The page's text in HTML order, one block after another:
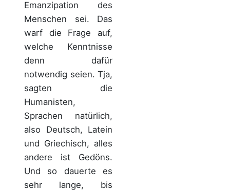
Emanzipation des
Menschen sei. Das
warf die Frage auf,
welche Kenntnisse
denn dafür
notwendig seien. Tja,
sagten die
Humanisten,
Sprachen natürlich,
also Deutsch, Latein
und Griechisch, alles
andere ist Gedöns.
Und so dauerte es
sehr lange, bis